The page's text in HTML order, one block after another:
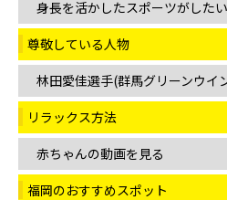
身長を活かしたスポーツがした
尊敬している人物
林田愛佳選手(群馬グリーンウイ
リラックス方法
赤ちゃんの動画を見る
福岡のおすすめスポット